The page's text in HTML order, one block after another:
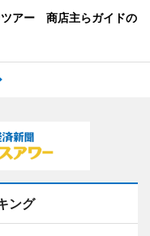
アー 商店主らガイドの
ング